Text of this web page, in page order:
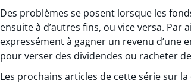
Des problèmes se posent lorsque les
ensuite à d’autres fins, ou vice versa.
expressément à gagner un revenu
pour verser des dividendes ou racheter
Les prochains articles de cette série sur